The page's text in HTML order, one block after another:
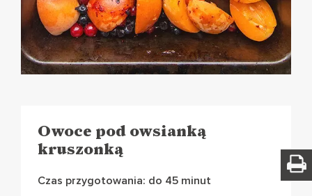
Owoce pod owsianką
kruszonką
Czas przygotowania: do 45 minut